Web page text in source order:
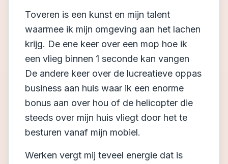
Toveren is een kunst en mijn talent
waarmee ik mijn omgeving aan het lachen
krijg. De ene keer over een mop hoe ik
een vlieg binnen 1 seconde kan vangen
De andere keer over de lucreatieve oppas
business aan huis waar ik een enorme
bonus aan over hou of de helicopter die
steeds over mijn huis vliegt door het te
besturen vanaf mijn mobiel.
Werken vergt mij teveel energie dat is